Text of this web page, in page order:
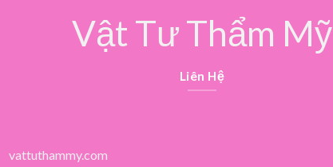
Vật Tư Thẩm Mỹ
Liên Hệ
vattuthammy.com